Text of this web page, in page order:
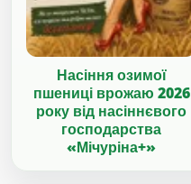
Насіння озимої
пшениці врожаю 2026
року від насіннєвого
господарства
«Мічуріна+»